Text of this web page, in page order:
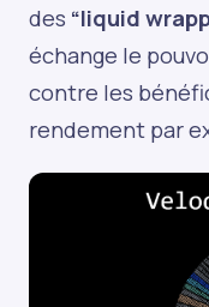
des “liquid
échange le
contre les
rendement par